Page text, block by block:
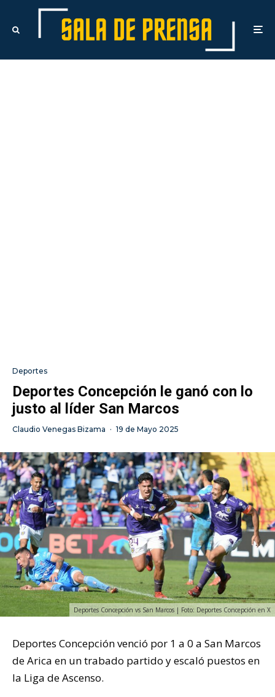
Deportes
Deportes Concepción le ganó con lo
justo al líder San Marcos
Claudio Venegas Bizama · 19 de Mayo 2025
Deportes Concepción vs San Marcos | Foto: Deportes Concepción en X
Deportes Concepción venció por 1 a 0 a San Marcos
de Arica en un trabado partido y escaló puestos en
la Liga de Ascenso.